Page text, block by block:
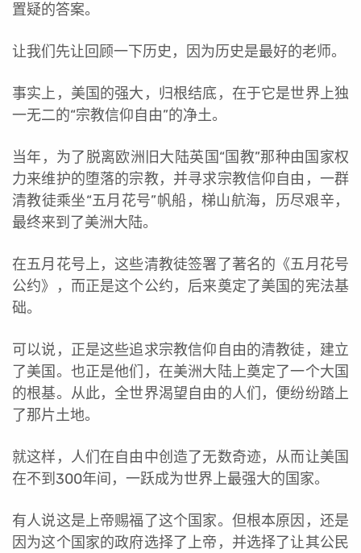
置疑的答案。
让我们先让回顾一下历史，因为历史是最好的老师。
事实上，美国的强大，归根结底，在于它是世界上独
一无二的“宗教信仰自由”的净土。
当年，为了脱离欧洲旧大陆英国“国教”那种由国家权
力来维护的堕落的宗教，并寻求宗教信仰自由，一群
清教徒乘坐“五月花号”帆船，梯山航海，历尽艰辛，
最终来到了美洲大陆。
在五月花号上，这些清教徒签署了著名的《五月花号
公约》，而正是这个公约，后来奠定了美国的宪法基
础。
可以说，正是这些追求宗教信仰自由的清教徒，建立
了美国。也正是他们，在美洲大陆上奠定了一个大国
的根基。从此，全世界渴望自由的人们，便纷纷踏上
了那片土地。
就这样，人们在自由中创造了无数奇迹，从而让美国
在不到300年间，一跃成为世界上最强大的国家。
有人说这是上帝赐福了这个国家。但根本原因，还是
因为这个国家的政府选择了上帝，并选择了让其公民